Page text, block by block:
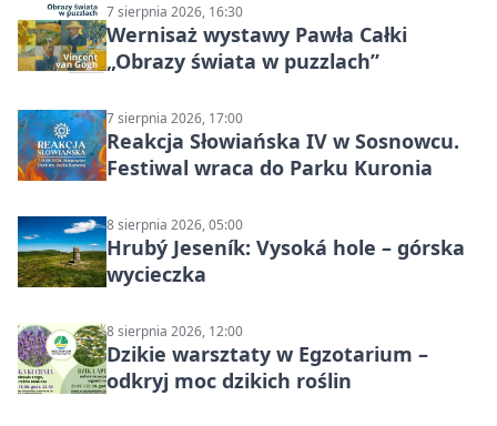
7 sierpnia 2026, 16:30
Wernisaż wystawy Pawła Całki
„Obrazy świata w puzzlach”
7 sierpnia 2026, 17:00
Reakcja Słowiańska IV w Sosnowcu.
Festiwal wraca do Parku Kuronia
8 sierpnia 2026, 05:00
Hrubý Jeseník: Vysoká hole – górska
wycieczka
8 sierpnia 2026, 12:00
Dzikie warsztaty w Egzotarium –
odkryj moc dzikich roślin